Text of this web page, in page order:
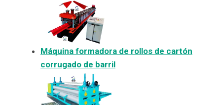
Máquina formadora de rollos de cartón
corrugado de barril